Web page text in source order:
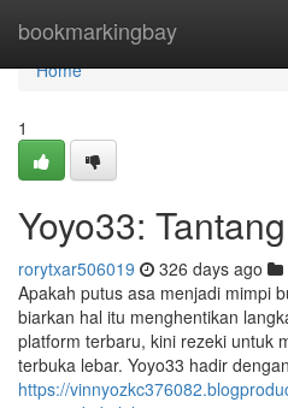
bookmarkingbay
Home
Home
1
Yoyo33:
rorytxar506019 326 days ago
Apakah putus asa menjadi mimpi
biarkan hal itu menghentikan
platform terbaru, kini rezeki untuk
terbuka lebar. Yoyo33 hadir dengan
https://